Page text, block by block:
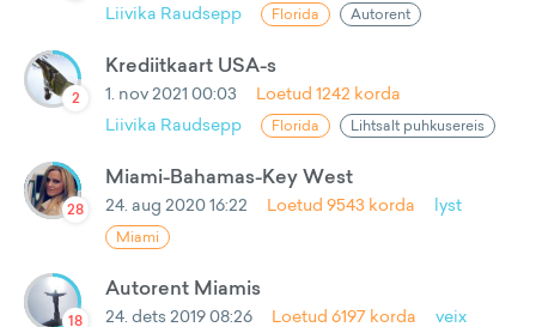
Liivika Raudsepp
Florida Autorent
2
Krediitkaart USA-s
1. nov 2021 00:03 Loetud 1242 korda
Liivika Raudsepp
Florida Lihtsalt puhkusereis
28
Miami-Bahamas-Key West
24. aug 2020 16:22 Loetud 9543 korda lyst
Miami
18
Autorent Miamis
24. dets 2019 08:26 Loetud 6197 korda veix